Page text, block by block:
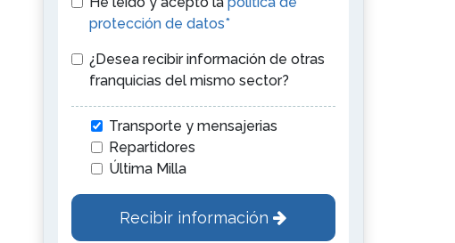
protección de datos*
¿Desea recibir información de otras
franquicias del mismo sector?
Transporte y mensajerias
Repartidores
Última Milla
Recibir información